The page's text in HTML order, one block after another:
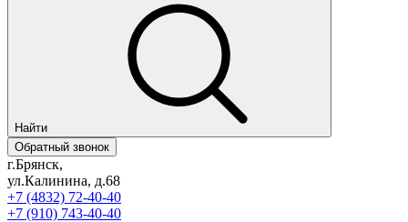
Найти
Обратный звонок
г.Брянск,
ул.Калинина, д.68
+7 (4832) 72-40-40
+7 (910) 743-40-40